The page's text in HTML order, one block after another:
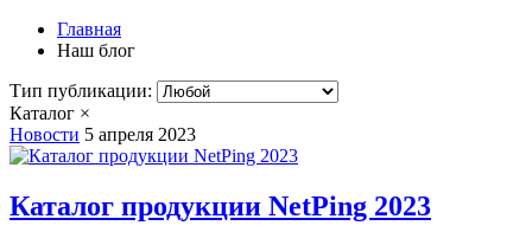
Главная
Наш блог
Тип публикации:
Каталог ×
Новости 5 апреля 2023
Каталог продукции NetPing 2023